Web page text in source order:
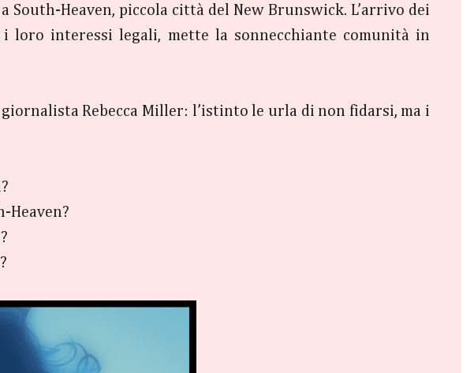
Heaven, piccola città del New Brunswick. L’arrivo dei
i loro interessi legali, mette la sonnecchiante comunità in
Rebecca Miller: l’istinto le urla di non fidarsi, ma i
Heaven?